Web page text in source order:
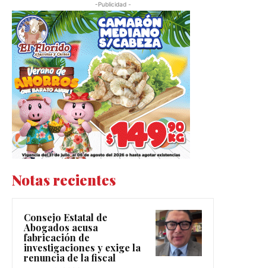
-Publicidad -
Notas recientes
Consejo Estatal de
Abogados acusa
fabricación de
investigaciones y exige la
renuncia de la fiscal